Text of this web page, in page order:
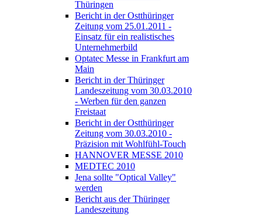
Thüringen
Bericht in der Ostthüringer
Zeitung vom 25.01.2011 -
Einsatz für ein realistisches
Unternehmerbild
Optatec Messe in Frankfurt am
Main
Bericht in der Thüringer
Landeszeitung vom 30.03.2010
- Werben für den ganzen
Freistaat
Bericht in der Ostthüringer
Zeitung vom 30.03.2010 -
Präzision mit Wohlfühl-Touch
HANNOVER MESSE 2010
MEDTEC 2010
Jena sollte "Optical Valley"
werden
Bericht aus der Thüringer
Landeszeitung